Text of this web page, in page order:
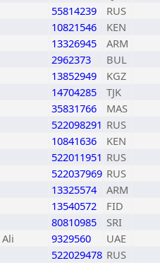
55814239
RUS
10821546
KEN
13326945
ARM
2962373
BUL
13852949
KGZ
14704285
TJK
35831766
MAS
522098291 RUS
10841636
KEN
522011951 RUS
522037969 RUS
13325574
ARM
13540572
FID
80810985
SRI
9329560
UAE
522029478 RUS